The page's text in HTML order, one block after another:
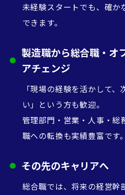
未経験スタートでも、確か
できます。
製造職から総合職・オ
アチェンジ
「現場の経験を活かして
い」という方も歓迎。
管理部門・営業・人事・総
職への転換も実績豊富です。
その先のキャリアへ
総合職では、将来の経営幹